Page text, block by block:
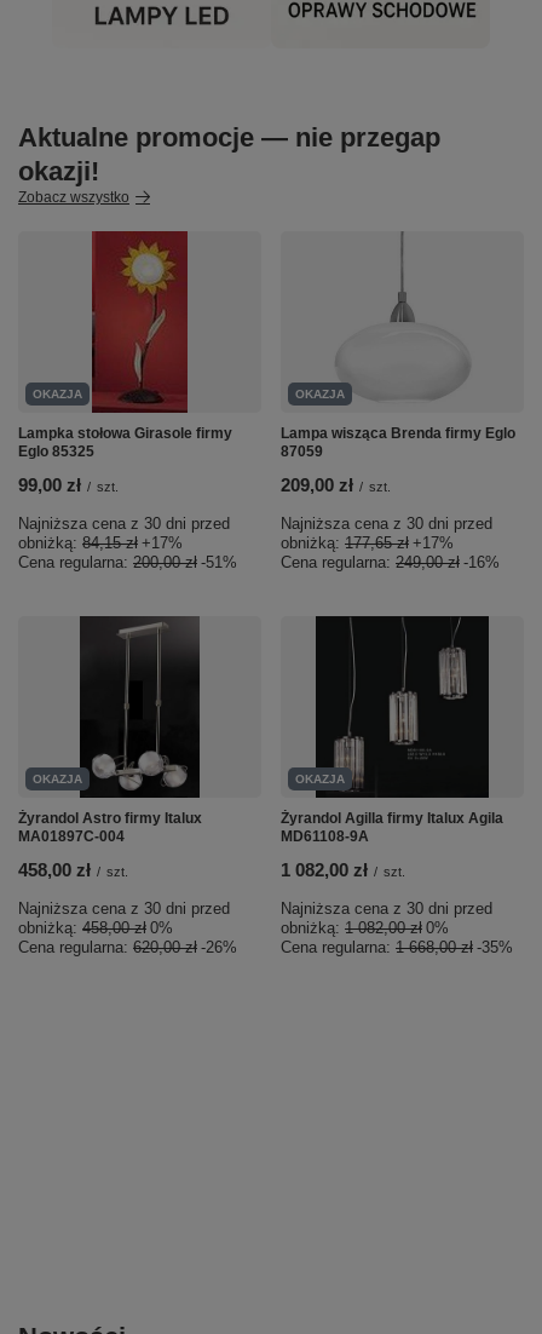
Aktualne promocje — nie przegap
okazji!
Zobacz wszystko
OKAZJA
Lampka stołowa Girasole firmy
Eglo 85325
99,00 zł / szt.
Najniższa cena z 30 dni przed
obniżką: 84,15 zł +17%
Cena regularna: 200,00 zł -51%
OKAZJA
Lampa wisząca Brenda firmy Eglo
87059
209,00 zł / szt.
Najniższa cena z 30 dni przed
obniżką: 177,65 zł +17%
Cena regularna: 249,00 zł -16%
OKAZJA
Żyrandol Astro firmy Italux
MA01897C-004
458,00 zł / szt.
Najniższa cena z 30 dni przed
obniżką: 458,00 zł 0%
Cena regularna: 620,00 zł -26%
OKAZJA
Żyrandol Agilla firmy Italux Agila
MD61108-9A
1 082,00 zł / szt.
Najniższa cena z 30 dni przed
obniżką: 1 082,00 zł 0%
Cena regularna: 1 668,00 zł -35%